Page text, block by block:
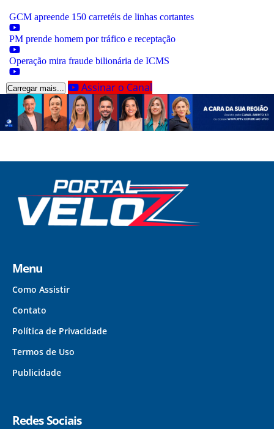
GCM apreende 150 carretéis de linhas cortantes
PM prende homem por tráfico e receptação
Operação mira fraude bilionária de ICMS
Carregar mais... Assinar o Canal
Menu
Como Assistir
Contato
Política de Privacidade
Termos de Uso
Publicidade
Redes Sociais